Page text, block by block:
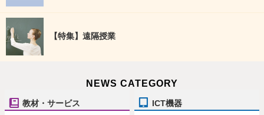
【特集】遠隔授業
NEWS CATEGORY
教材・サービス ICT機器